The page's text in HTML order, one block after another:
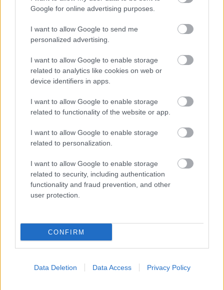
Google for online advertising purposes.
I want to allow Google to send me
personalized advertising.
I want to allow Google to enable storage
related to analytics like cookies on web or
device identifiers in apps.
I want to allow Google to enable storage
related to functionality of the website or app.
I want to allow Google to enable storage
related to personalization.
I want to allow Google to enable storage
related to security, including authentication
functionality and fraud prevention, and other
user protection.
CONFIRM
Data Deletion Data Access Privacy Policy
ECDC: Στην Ελλάδα το 25% των ευρωπαϊκών